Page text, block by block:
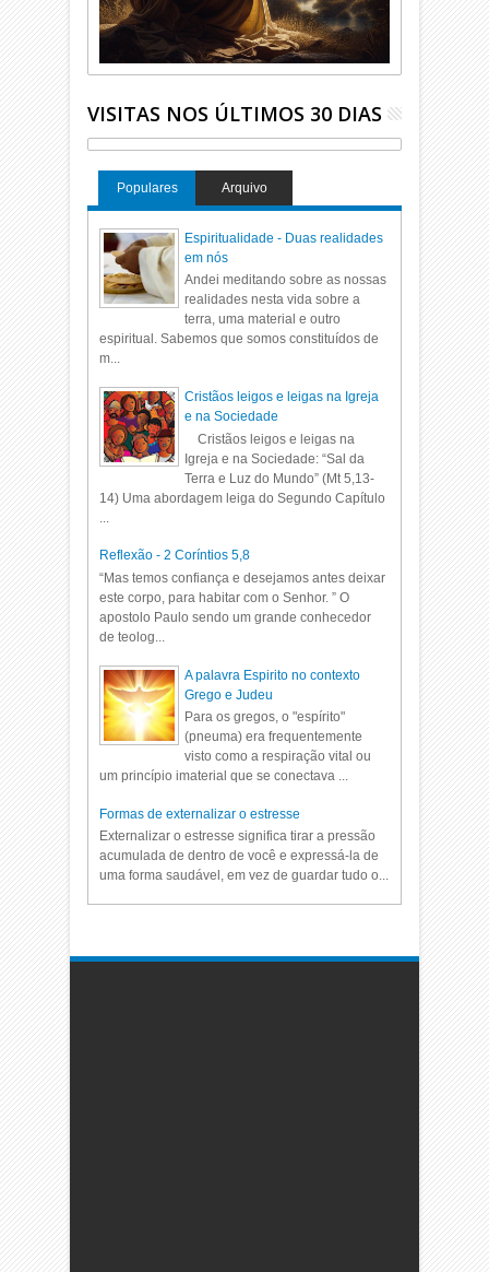
VISITAS NOS ÚLTIMOS 30 DIAS
Populares Arquivo
Espiritualidade - Duas realidades
em nós
Andei meditando sobre as nossas
realidades nesta vida sobre a
terra, uma material e outro
espiritual. Sabemos que somos constituídos de
m...
Cristãos leigos e leigas na Igreja
e na Sociedade
Cristãos leigos e leigas na
Igreja e na Sociedade: “Sal da
Terra e Luz do Mundo” (Mt 5,13-
14) Uma abordagem leiga do Segundo Capítulo
Reflexão - 2 Coríntios 5,8
“Mas temos confiança e desejamos antes deixar
este corpo, para habitar com o Senhor. ” O
apostolo Paulo sendo um grande conhecedor
de teolog...
A palavra Espirito no contexto
Grego e Judeu
Para os gregos, o "espírito"
(pneuma) era frequentemente
visto como a respiração vital ou
um princípio imaterial que se conectava ...
Formas de externalizar o estresse
Externalizar o estresse significa tirar a pressão
acumulada de dentro de você e expressá-la de
uma forma saudável, em vez de guardar tudo o...